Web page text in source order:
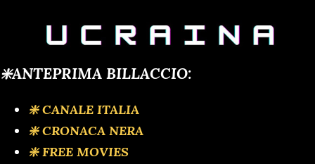
❇️ANTEPRIMA BILLACCIO:
❇️ CANALE ITALIA
❇️ CRONACA NERA
❇️ FREE MOVIES